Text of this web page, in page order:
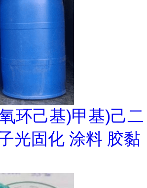
环己基)甲基)己二
光固化 涂料 胶黏